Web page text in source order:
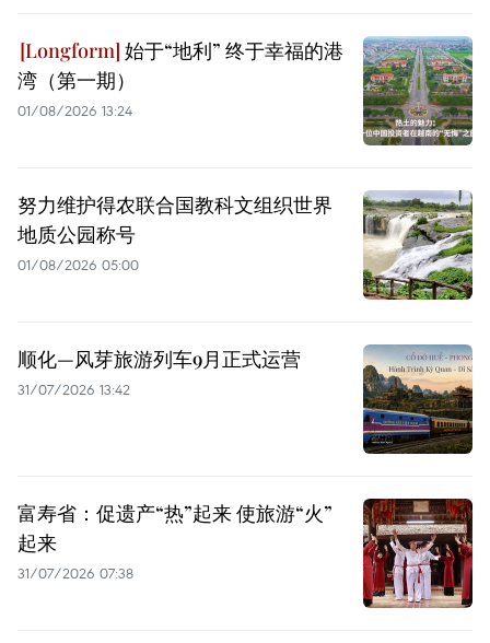
始于“地利” 终于幸福的港
湾（第一期）
01/08/2026 13:24
努力维护得农联合国教科文组织世界
地质公园称号
01/08/2026 05:00
顺化—风芽旅游列车9月正式运营
31/07/2026 13:42
富寿省：促遗产“热”起来 使旅游“火”
起来
31/07/2026 07:38